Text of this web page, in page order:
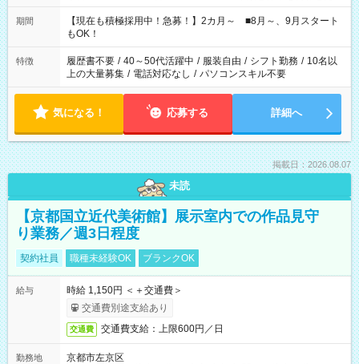
い」 「余裕を持って夕飯の準備がしたい」 「できれば残業はし
たくない」 など、ご希望を教えてくださいね。 ※Wワーク希望
の方へ 今ご覧のお仕事で希望する勤務時間と、もう1つのお仕事
の勤務時間。 合計で週40時間を超える場合は応募できません。
期間
【現在も積極採用中！急募！】2カ月～ ■8月～、9月スタート
もOK！
特徴 履歴書不要 / 40～50代活躍中 / 服装自由 / シフト勤務 / 10名以
上の大量募集 / 電話対応なし / パソコンスキル不要
気になる！ 応募する 詳細へ
掲載日：2026.08.07
未読
【京都国立近代美術館】展示室内での作品見守
り業務／週3日程度
契約社員 職種未経験OK ブランクOK
給与
時給 1,150円 ＜＋交通費＞
交通費別途支給あり
交通費 交通費支給：上限600円／日
勤務地
京都市左京区